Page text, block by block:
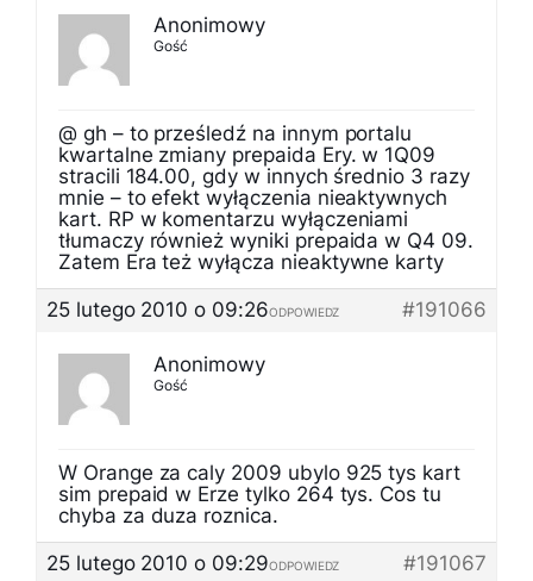
Anonimowy
Gość
@ gh – to prześledź na innym portalu
kwartalne zmiany prepaida Ery. w 1Q09
stracili 184.00, gdy w innych średnio 3 razy
mnie – to efekt wyłączenia nieaktywnych
kart. RP w komentarzu wyłączeniami
tłumaczy również wyniki prepaida w Q4 09.
Zatem Era też wyłącza nieaktywne karty
25 lutego 2010 o 09:26
#191066
ODPOWIEDZ
Anonimowy
Gość
W Orange za caly 2009 ubylo 925 tys kart
sim prepaid w Erze tylko 264 tys. Cos tu
chyba za duza roznica.
25 lutego 2010 o 09:29
#191067
ODPOWIEDZ